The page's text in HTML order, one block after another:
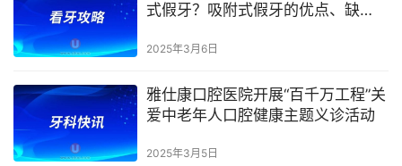
式假牙？吸附式假牙的优点、缺
2025年3月6日
雅仕康口腔医院开展“百千万工程”关
爱中老年人口腔健康主题义诊活动
2025年3月5日